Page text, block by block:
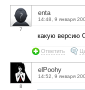
7
enta
14:48, 9 января
какую версию
Ответить
8
elPoohy
14:52, 9 января